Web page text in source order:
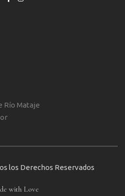
Río Mataje
los Derechos Reservados
with Love